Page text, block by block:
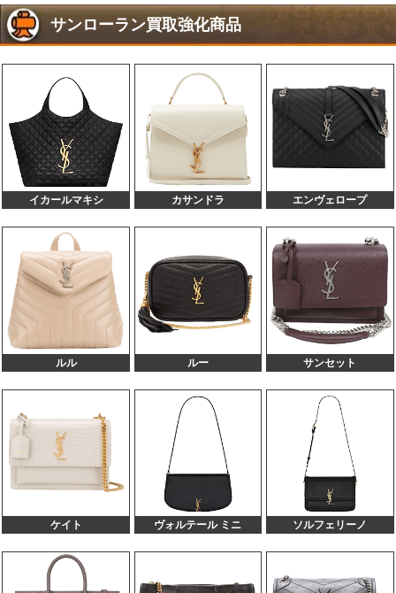
ック レザー
145,000円 110,000円
797468 ワンショルダーバッグ 黒 レザー
140,000円 110,000円
717446 サックドジュール ミディアム ベージ
ュ レザー
140,000円 110,000円
612579 ルー チェーンショルダーバッグ ブラ
ック レザー
140,000円 110,000円
612563 ルー チェーンショルダー マルチ キャ
ンバス レザー
140,000円
377828 モノグラム チェーンショルダーバッグ
ブラック レザー
354119 ケイト チェーンショルダーバッグ ブ
ラック レザー
140,000円 110,000円
477873 サンセット ミニ ショルダーバッグ ブ
ラック クロコ型押し レザー
135,000円 100,000円
766731 ギャビー 2WAY バニティ カーキ レザ
ー
130,000円 100,000円
752888 パファートート ブラック ナイロン
100,000円
130,000円 100,000円
657228 サンカセット ピンク レザー
100,000円
635346 ダウンタウンカバス ブラック レザー
100,000円
634730 アップタウン 2WAYバッグ ブラック
レザー
100,000円
585031 ベッキー チェーンショルダーバッグ
ブラック レザー
100,000円
534817 ルー ショルダーバッグ ブラック レザ
サンローラン買取強化商品
イカールマキシ カサンドラ エンヴェロープ
ルル ルー サンセット
ケイト ヴォルテール ミニ ソルフェリーノ